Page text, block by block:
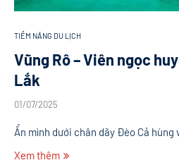
TIỀM NĂNG DU LỊCH
Vũng Rô – Viên ngọc
Lắk
01/07/2025
Ẩn mình dưới chân dãy Đèo Cả hùng
Xem thêm